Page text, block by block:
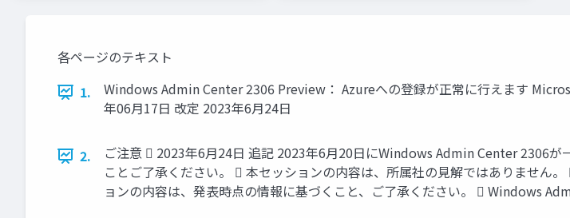
各ページのテキスト
1.
Windows Admin Center 2306 Preview： Azureへの登録が正常に行えます
年06月17日 改定 2023年6月24日
2.
ご注意  2023年6月24日 追記 2023年6月20日にWindows Admin Center 2306
ことご了承ください。  本セッションの内容は、所属社の見解ではありません
ョンの内容は、発表時点の情報に基づくこと、ご了承ください。  Windows